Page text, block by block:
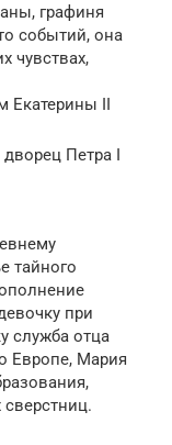
графиня
событий, она
чувствах,
Екатерины II
Петра I
тайного
при
служба отца
Европе, Мария